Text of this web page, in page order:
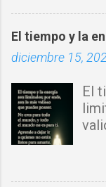
mi
de
El tiempo y la
diciembre 15,
El